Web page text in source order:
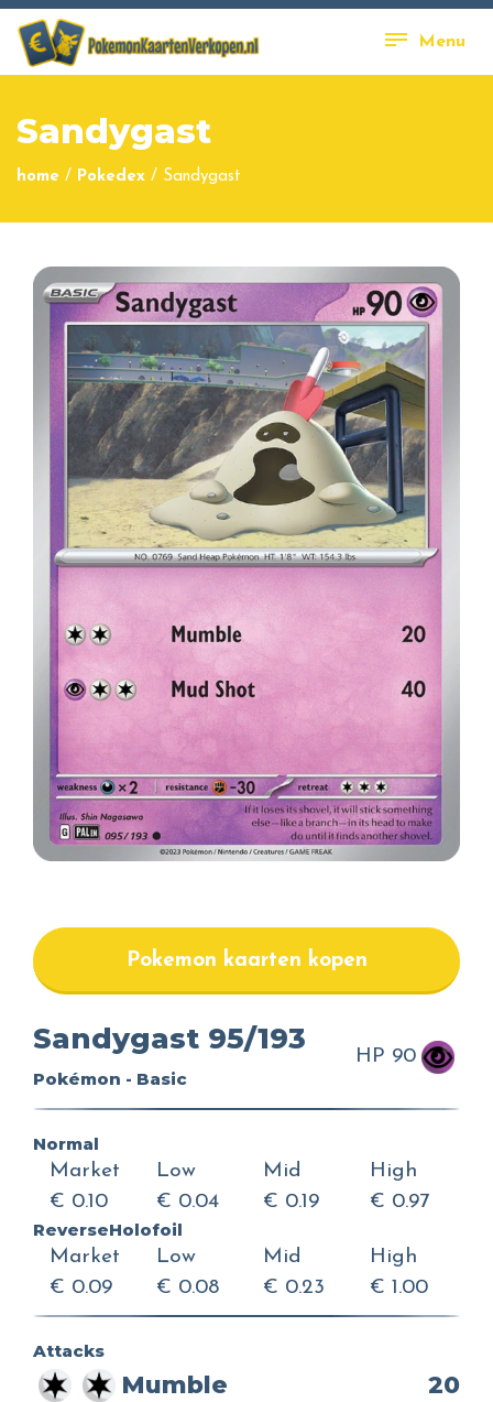
Menu
Sandygast
home / Pokedex / Sandygast
Pokemon kaarten kopen
Sandygast 95/193
Pokémon - Basic
HP 90
Normal
Market
€ 0.10
Low
€ 0.04
Mid
€ 0.19
High
€ 0.97
ReverseHolofoil
Market
€ 0.09
Low
€ 0.08
Mid
€ 0.23
High
€ 1.00
Attacks
Mumble
20